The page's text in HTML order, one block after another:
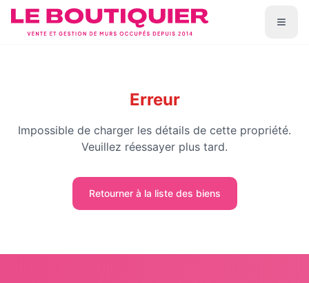
Erreur
Impossible de charger les détails de cette propriété.
Veuillez réessayer plus tard.
Retourner à la liste des biens